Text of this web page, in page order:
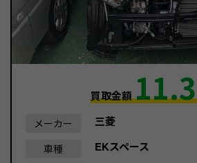
買取金額11.3
メーカー 三菱
車種 EKスペース